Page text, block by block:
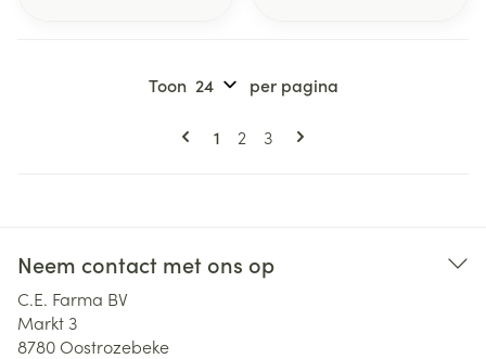
Pagina's
U lees momenteel pagina
1 Pagina
2 Pagina
3
Toon per pagina
Neem contact met ons op
C.E. Farma BV
Markt 3
8780Oostrozebeke